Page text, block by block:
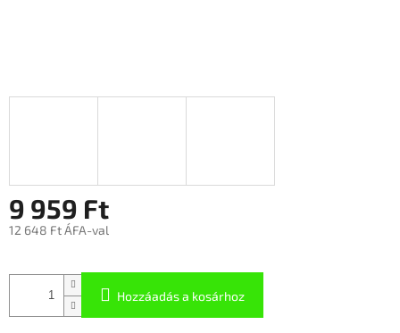
9 959 Ft
12 648 Ft ÁFA-val
Hozzáadás a kosárhoz